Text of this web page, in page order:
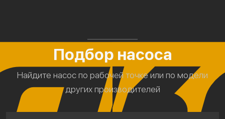
Подбор насоса
Найдите насос по рабочей точке или по модели
других производителей